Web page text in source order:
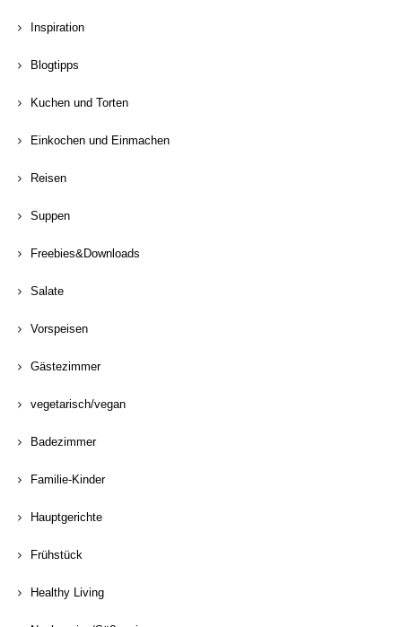
Inspiration
Blogtipps
Kuchen und Torten
Einkochen und Einmachen
Reisen
Suppen
Freebies&Downloads
Salate
Vorspeisen
Gästezimmer
vegetarisch/vegan
Badezimmer
Familie-Kinder
Hauptgerichte
Frühstück
Healthy Living